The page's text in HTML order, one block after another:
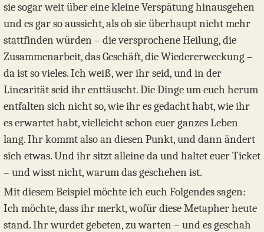
sie sogar weit über eine kleine Verspätung hinausgehen
und es gar so aussieht, als ob sie überhaupt nicht mehr
stattfinden würden – die versprochene Heilung, die
Zusammenarbeit, das Geschäft, die Wiedererweckung –
da ist so vieles. Ich weiß, wer ihr seid, und in der
Linearität seid ihr enttäuscht. Die Dinge um euch herum
entfalten sich nicht so, wie ihr es gedacht habt, wie ihr
es erwartet habt, vielleicht schon euer ganzes Leben
lang. Ihr kommt also an diesen Punkt, und dann ändert
sich etwas. Und ihr sitzt alleine da und haltet euer Ticket
– und wisst nicht, warum das geschehen ist.
Mit diesem Beispiel möchte ich euch Folgendes sagen:
Ich möchte, dass ihr merkt, wofür diese Metapher heute
stand. Ihr wurdet gebeten, zu warten – und es geschah